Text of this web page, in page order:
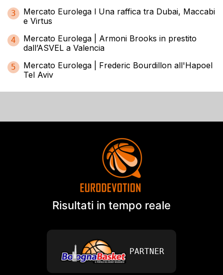
3
Mercato Eurolega l Una raffica tra Dubai, Maccabi
e Virtus
4
Mercato Eurolega | Armoni Brooks in prestito
dall’ASVEL a Valencia
5
Mercato Eurolega | Frederic Bourdillon all'Hapoel
Tel Aviv
Risultati in tempo reale
PARTNER